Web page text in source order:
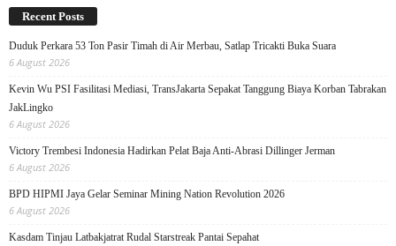
Recent Posts
Duduk Perkara 53 Ton Pasir Timah di Air Merbau, Satlap Tricakti Buka Suara
6 August 2026
Kevin Wu PSI Fasilitasi Mediasi, TransJakarta Sepakat Tanggung Biaya Korban Tabrakan
JakLingko
6 August 2026
Victory Trembesi Indonesia Hadirkan Pelat Baja Anti-Abrasi Dillinger Jerman
6 August 2026
BPD HIPMI Jaya Gelar Seminar Mining Nation Revolution 2026
6 August 2026
Kasdam Tinjau Latbakjatrat Rudal Starstreak Pantai Sepahat